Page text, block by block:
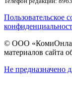
Пользовательское
© ООО
материалов сайта
Не предназначено